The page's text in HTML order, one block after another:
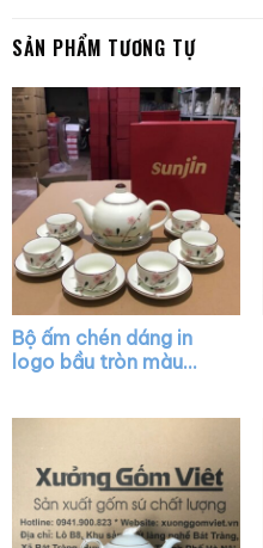
SẢN PHẨM TƯƠNG TỰ
Bộ ấm chén dáng in
logo bầu tròn màu